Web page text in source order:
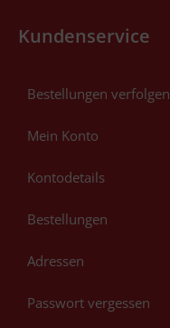
Kundenservice
Bestellungen verfolgen
Mein Konto
Kontodetails
Bestellungen
Adressen
Passwort vergessen